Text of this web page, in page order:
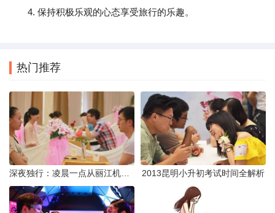
4. 保持积极乐观的心态享受旅行的乐趣。
热门推荐
2013昆明小升初考试时间全解析